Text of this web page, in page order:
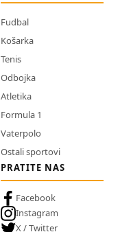
Fudbal
Košarka
Tenis
Odbojka
Atletika
Formula 1
Vaterpolo
Ostali sportovi
PRATITE NAS
Facebook
Instagram
X / Twitter